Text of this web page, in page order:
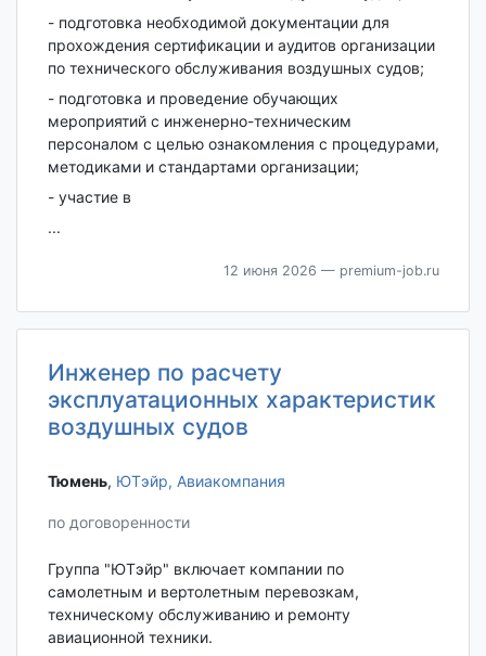
- подготовка необходимой документации для
прохождения сертификации и аудитов организации
по технического обслуживания воздушных судов;
- подготовка и проведение обучающих
мероприятий с инженерно-техническим
персоналом с целью ознакомления с процедурами,
методиками и стандартами организации;
- участие в
...
12 июня 2026 — premium-job.ru
Инженер по расчету
эксплуатационных характеристик
воздушных судов
Тюмень‎, ЮТэйр, Авиакомпания
по договоренности
Группа "ЮТэйр" включает компании по
самолетным и вертолетным перевозкам,
техническому обслуживанию и ремонту
авиационной техники.